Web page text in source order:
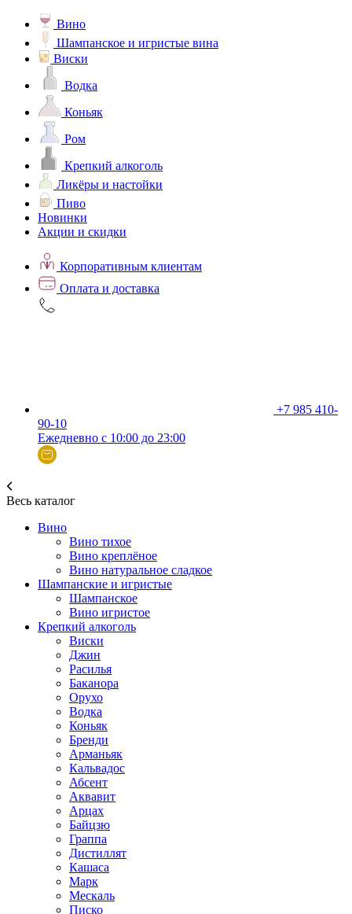
Вино
Шампанское и игристые вина
Виски
Водка
Коньяк
Ром
Крепкий алкоголь
Ликёры и настойки
Пиво
Новинки
Акции и скидки
Корпоративным клиентам
Оплата и доставка
+7 985 410-
90-10
Ежедневно с 10:00 до 23:00
Весь каталог
Вино
Вино тихое
Вино креплёное
Вино натуральное сладкое
Шампанские и игристые
Шампанское
Вино игристое
Крепкий алкоголь
Виски
Джин
Расилья
Баканора
Орухо
Водка
Коньяк
Бренди
Арманьяк
Кальвадос
Абсент
Аквавит
Арцах
Байцзю
Граппа
Дистиллят
Кашаса
Марк
Мескаль
Писко